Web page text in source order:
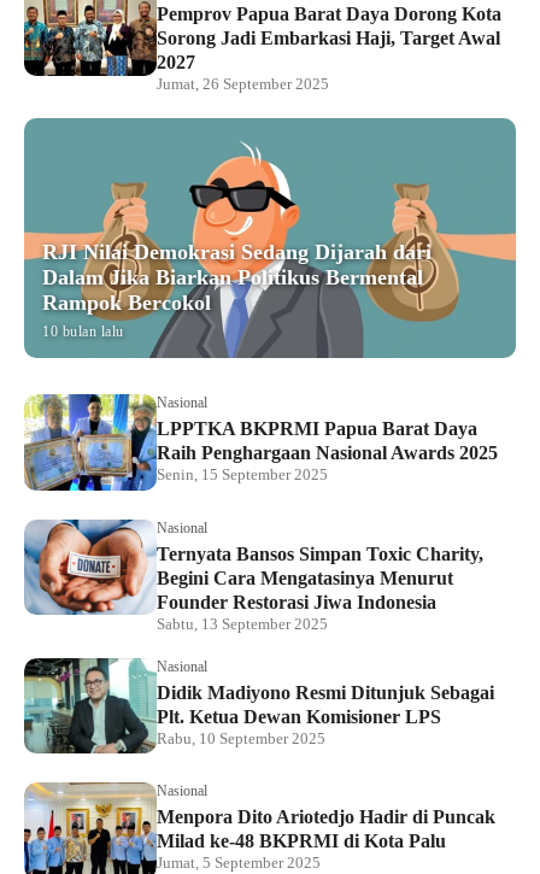
Pemprov Papua Barat Daya Dorong Kota
Sorong Jadi Embarkasi Haji, Target Awal
2027
Jumat, 26 September 2025
RJI Nilai Demokrasi Sedang Dijarah dari
Dalam Jika Biarkan Politikus Bermental
Rampok Bercokol
10 bulan lalu
Nasional
LPPTKA BKPRMI Papua Barat Daya
Raih Penghargaan Nasional Awards 2025
Senin, 15 September 2025
Nasional
Ternyata Bansos Simpan Toxic Charity,
Begini Cara Mengatasinya Menurut
Founder Restorasi Jiwa Indonesia
Sabtu, 13 September 2025
Nasional
Didik Madiyono Resmi Ditunjuk Sebagai
Plt. Ketua Dewan Komisioner LPS
Rabu, 10 September 2025
Nasional
Menpora Dito Ariotedjo Hadir di Puncak
Milad ke-48 BKPRMI di Kota Palu
Jumat, 5 September 2025